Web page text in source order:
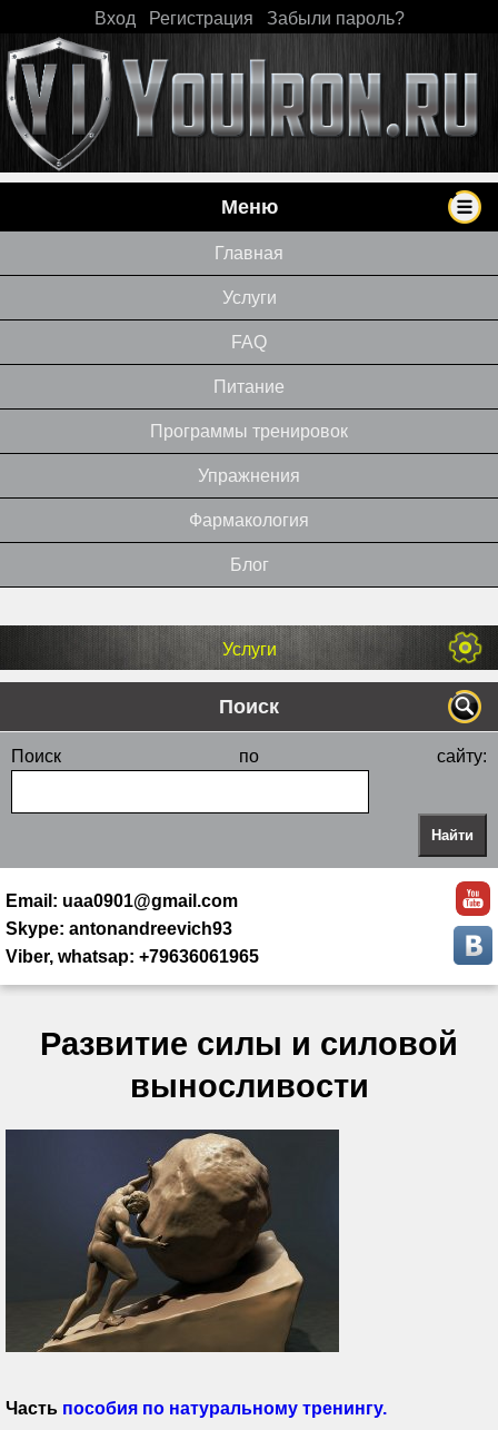
Вход Регистрация Забыли пароль?
Меню
Главная
Услуги
FAQ
Питание
Программы тренировок
Упражнения
Фармакология
Блог
Услуги
Поиск
Поиск по сайту:
Email: uaa0901@gmail.com
Skype: antonandreevich93
Viber, whatsap: +79636061965
Развитие силы и силовой
выносливости
Часть пособия по натуральному тренингу.